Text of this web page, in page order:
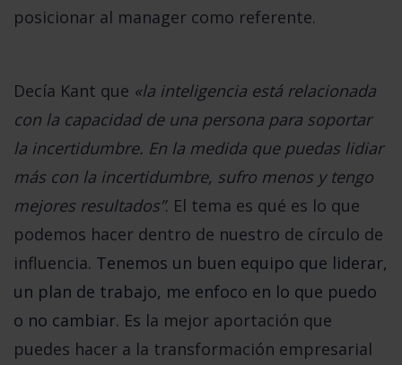
posicionar al manager como referente.
Decía Kant que «la inteligencia está relacionada
con la capacidad de una persona para soportar
la incertidumbre. En la medida que puedas lidiar
más con la incertidumbre, sufro menos y tengo
mejores resultados”. El tema es qué es lo que
podemos hacer dentro de nuestro de círculo de
influencia. Tenemos un buen equipo que liderar,
un plan de trabajo, me enfoco en lo que puedo
o no cambiar. Es la mejor aportación que
puedes hacer a la transformación empresarial